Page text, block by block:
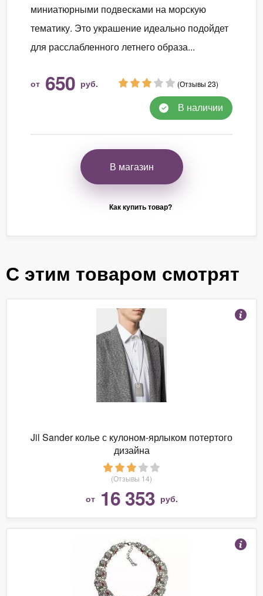
миниатюрными подвесками на морскую
тематику. Это украшение идеально подойдет
для расслабленного летнего образа...
от 650 руб. (Отзывы 23)
В наличии
В магазин
Как купить товар?
С этим товаром смотрят
Jil Sander колье с кулоном-ярлыком потертого
дизайна
(Отзывы 14)
от 16 353 руб.